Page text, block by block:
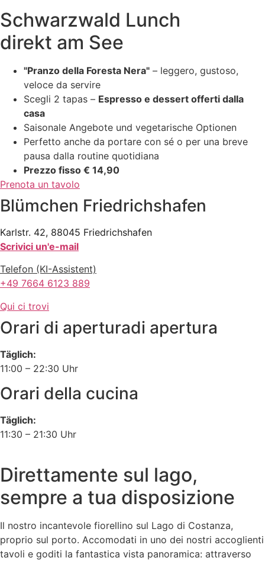
Schwarzwald Lunch
direkt am See
"Pranzo della Foresta Nera" – leggero, gustoso,
veloce da servire
Scegli 2 tapas – Espresso e dessert offerti dalla
casa
Saisonale Angebote und vegetarische Optionen
Perfetto anche da portare con sé o per una breve
pausa dalla routine quotidiana
Prezzo fisso € 14,90
Prenota un tavolo
Blümchen Friedrichshafen
Karlstr. 42, 88045 Friedrichshafen
Scrivici un'e-mail
Telefon (KI-Assistent)
+49 7664 6123 889
Qui ci trovi
Orari di aperturadi apertura
Täglich:
11:00 – 22:30 Uhr
Orari della cucina
Täglich:
11:30 – 21:30 Uhr
Direttamente sul lago,
sempre a tua disposizione
Il nostro incantevole fiorellino sul Lago di Costanza,
proprio sul porto. Accomodati in uno dei nostri accoglienti
tavoli e goditi la fantastica vista panoramica: attraverso